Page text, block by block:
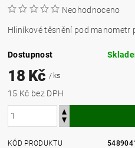
Neohodnoceno
Hliníkové těsnění pod manometr
Dostupnost
18 Kč/ ks
15 Kč bez DPH
KÓD PRODUKTU